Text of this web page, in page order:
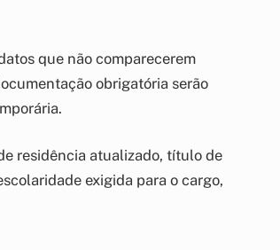
que não comparecerem
obrigatória serão
residência atualizado, título de
exigida para o cargo,